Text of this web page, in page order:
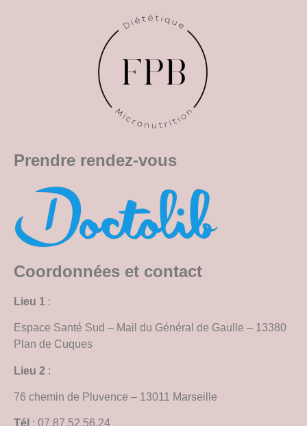
Prendre rendez-vous
Coordonnées et contact
Lieu 1 :
Espace Santé Sud – Mail du Général de Gaulle – 13380
Plan de Cuques
Lieu 2 :
76 chemin de Pluvence – 13011 Marseille
Tél : 07.87.52.56.24